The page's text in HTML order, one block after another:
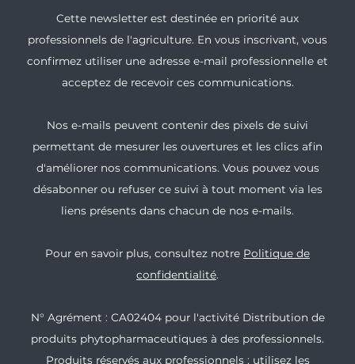
Cette newsletter est destinée en priorité aux
professionnels de l'agriculture. En vous inscrivant, vous
confirmez utiliser une adresse e-mail professionnelle et
acceptez de recevoir ces communications.
Nos e-mails peuvent contenir des pixels de suivi
permettant de mesurer les ouvertures et les clics afin
d'améliorer nos communications. Vous pouvez vous
désabonner ou refuser ce suivi à tout moment via les
liens présents dans chacun de nos e-mails.
Pour en savoir plus, consultez notre Politique de
confidentialité.
N° Agrément : CA02404 pour l'activité Distribution de
produits phytopharmaceutiques à des professionnels.
Produits réservés aux professionnels : utilisez les